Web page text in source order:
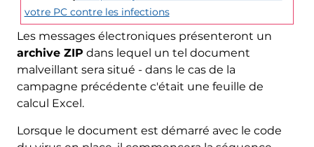
votre PC contre les infections
Les messages électroniques présenteront un
archive ZIP dans lequel un tel document
malveillant sera situé - dans le cas de la
campagne précédente c'était une feuille de
calcul Excel.
Lorsque le document est démarré avec le code